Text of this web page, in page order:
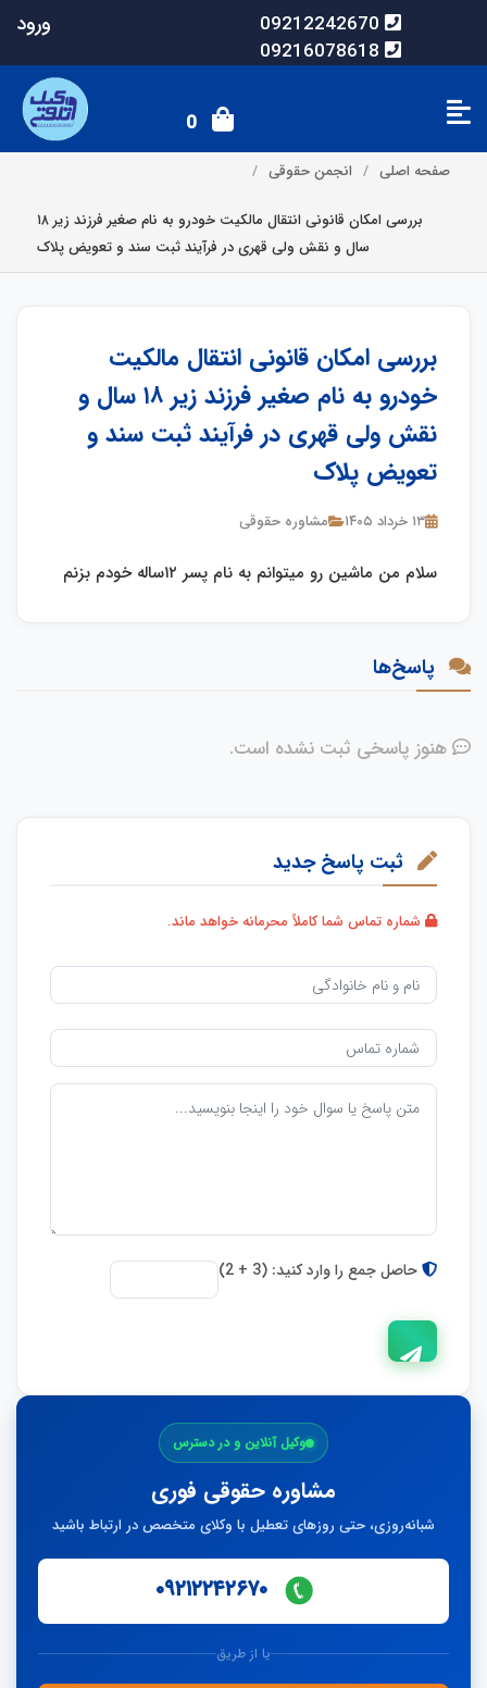
09212242670
09216078618
ورود
0
صفحه اصلی انجمن حقوقی
بررسی امکان قانونی انتقال مالکیت خودرو به نام صغیر فرزند زیر ۱۸
سال و نقش ولی قهری در فرآیند ثبت سند و تعویض پلاک
بررسی امکان قانونی انتقال مالکیت
خودرو به نام صغیر فرزند زیر ۱۸ سال و
نقش ولی قهری در فرآیند ثبت سند و
تعویض پلاک
۱۳ خرداد ۱۴۰۵ مشاوره حقوقی
سلام من ماشین رو میتوانم به نام پسر ۱۲ساله خودم بزنم
پاسخ‌ها
هنوز پاسخی ثبت نشده است.
ثبت پاسخ جدید
شماره تماس شما کاملاً محرمانه خواهد ماند.
حاصل جمع را وارد کنید: (3 + 2)
وکیل آنلاین و در دسترس
مشاوره حقوقی فوری
شبانه‌روزی، حتی روزهای تعطیل با وکلای متخصص در ارتباط باشید
۰۹۲۱۲۲۴۲۶۷۰
یا از طریق